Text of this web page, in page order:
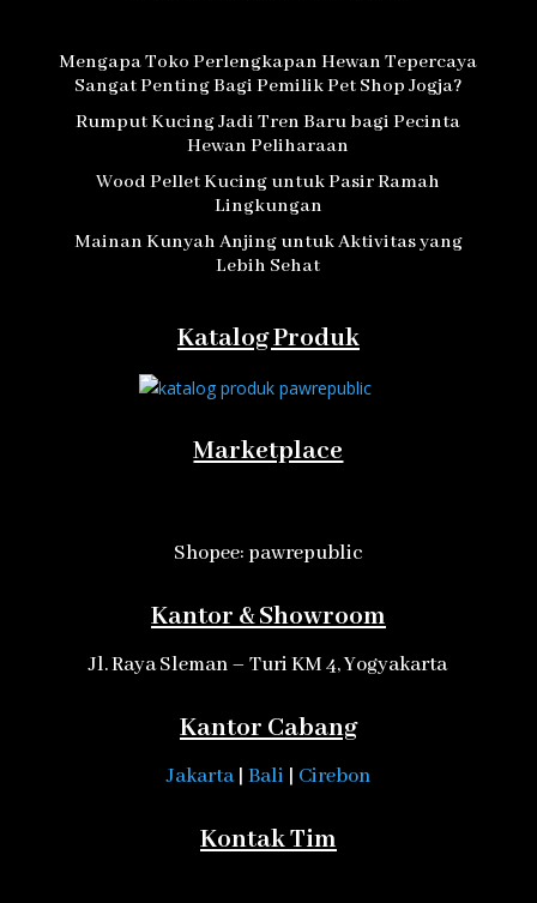
Mengapa Toko Perlengkapan Hewan Tepercaya
Sangat Penting Bagi Pemilik Pet Shop Jogja?
Rumput Kucing Jadi Tren Baru bagi Pecinta
Hewan Peliharaan
Wood Pellet Kucing untuk Pasir Ramah
Lingkungan
Mainan Kunyah Anjing untuk Aktivitas yang
Lebih Sehat
Katalog Produk
Marketplace
Shopee: pawrepublic
Kantor & Showroom
Jl. Raya Sleman – Turi KM 4, Yogyakarta
Kantor Cabang
Jakarta| Bali Cirebon
Kontak Tim